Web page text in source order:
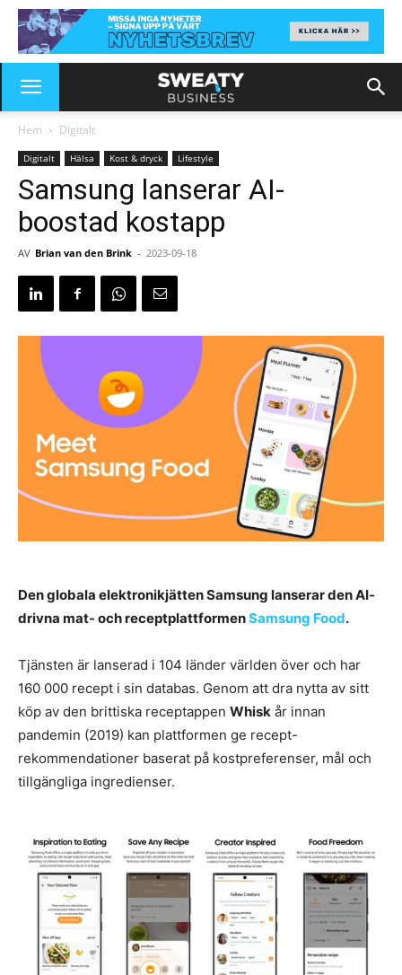
Hem Digitalt
Digitalt Hälsa Kost & dryck Lifestyle
Samsung lanserar AI-
boostad kostapp
AV Brian van den Brink - 2023-09-18
Den globala elektronikjätten Samsung lanserar den AI-
drivna mat- och receptplattformenSamsung Food.
Tjänsten är lanserad i 104 länder världen över och har
160 000 recept i sin databas. Genom att dra nytta av sitt
köp av den brittiska receptappen Whisk år innan
pandemin (2019) kan plattformen ge recept-
rekommendationer baserat på kostpreferenser, mål och
tillgängliga ingredienser.